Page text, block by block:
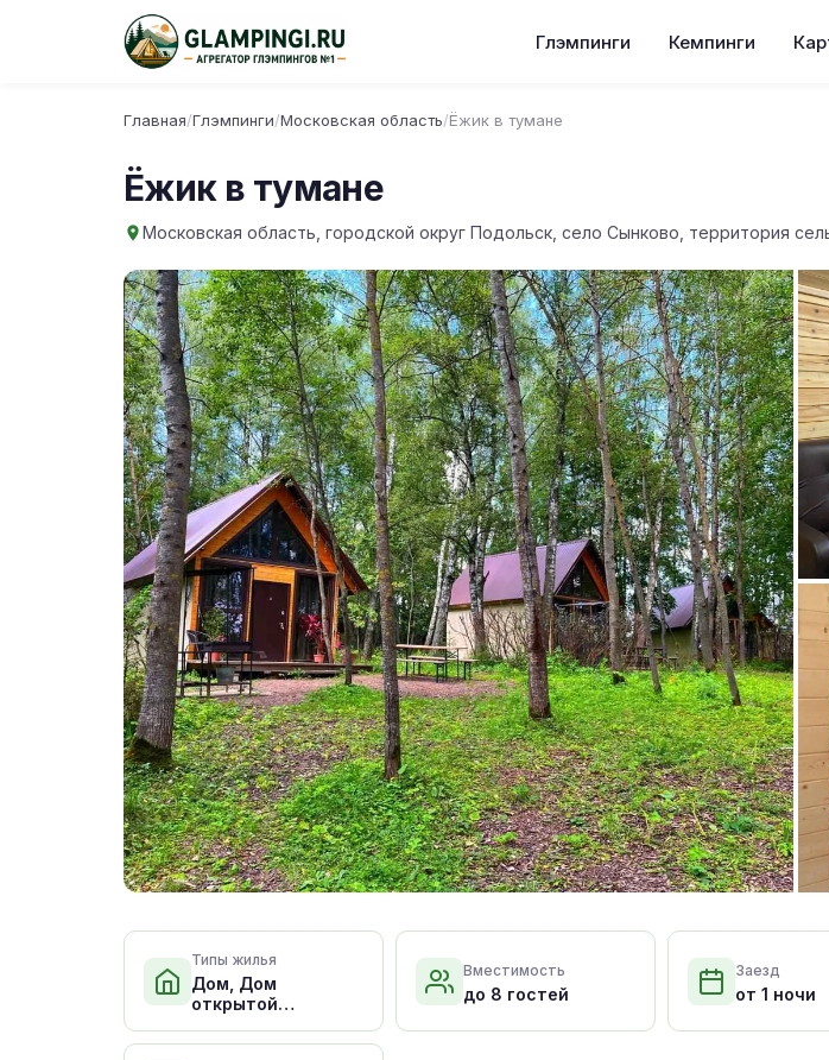
Глэмпинги Кемпинги
Главная/Глэмпинги/Московская область/Ёжик в тумане
Ёжик в тумане
Московская область, городской округ Подольск, село Сынково, территория
Типы жилья
Дом, Дом
открытой
Вместимость
до 8 гостей
Заезд
от 1 ночи